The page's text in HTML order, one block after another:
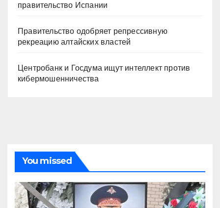
правительство Испании
Правительство одобряет репрессивную
рекреацию алтайских властей
Центробанк и Госдума ищут интеллект против
кибермошенничества
You missed